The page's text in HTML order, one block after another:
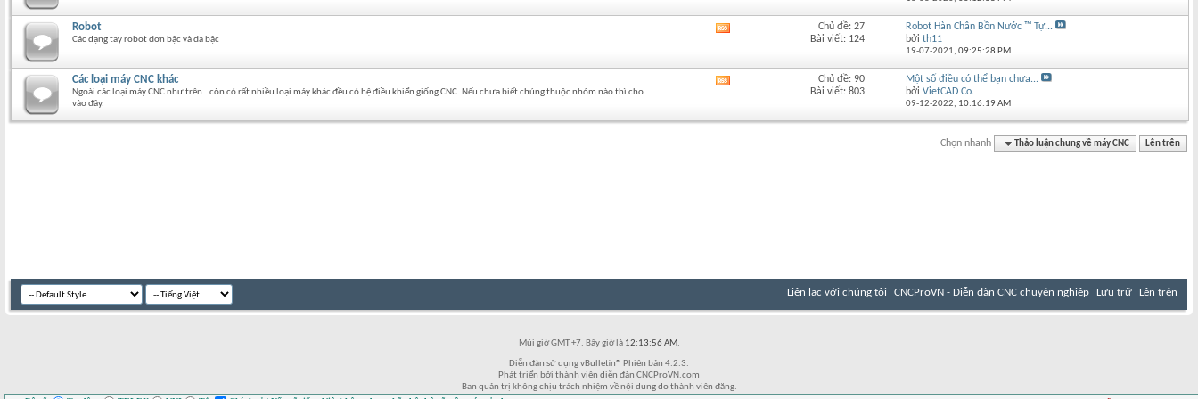
diễn
Robot
Các dạng tay robot đơn bậc và đa bậc
diễn
Chủ đề: 27
Bài viết: 124
Robot Hàn Chân Bồn Nước ™ Tự...
bởith11
19-07-2021,09:25:28 PM
Các loại máy CNC khác
Ngoài các loại máy CNC như trên.. còn có rất nhiều loại máy khác đều có hệ điều khiển giống CNC. Nếu chưa biết chúng thuộc nhóm nào thì cho
vào đây.
diễn
Chủ đề: 90
Bài viết: 803
Một số điều có thể bạn chưa...
bởiVietCAD Co.
09-12-2022, 10:16:19 AM
Chọn nhanh Thảo luận chung về máy CNC Lên trên
Liên lạc với chúng tôi CNCProVN - Diễn đàn CNC chuyên nghiệp Lưu trữ Lên trên
Múi giờ GMT +7. Bây giờ là 12:13:56 AM.
Diễn đàn sử dụng vBulletin® Phiên bản 4.2.3.
Phát triển bởi thành viên diễn đàn CNCProVN.com
Ban quản trị không chịu trách nhiệm về nội dung do thành viên đăng.